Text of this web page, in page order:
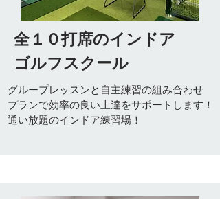
全１０打席のインドア
ゴルフスクール
​グループレッスンと自主練習の組み合わせ
プランで効率の良い上達をサポートします！
​通い放題のインドア練習場！